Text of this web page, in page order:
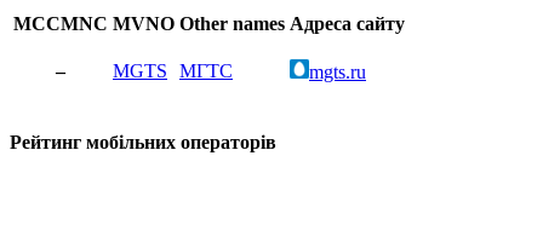
MCCMNC MVNO Other names Адреса сайту
– MGTS МГТС mgts.ru
Рейтинг мобільних операторів